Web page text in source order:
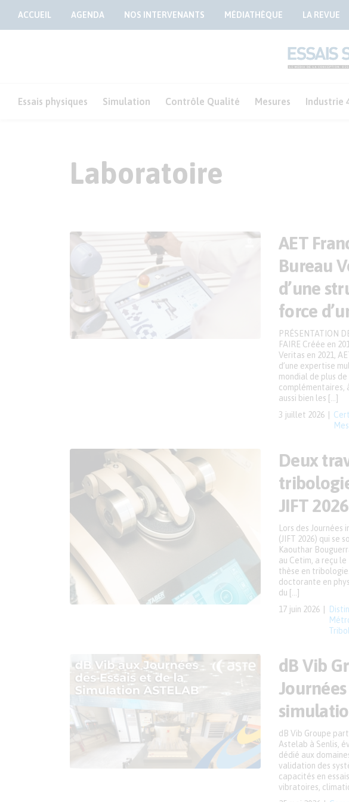
ACCUEIL AGENDA NOS INTERVENANTS MÉDIATHÈQUE LA REVUE
Essais physiques Simulation Contrôle Qualité Mesures Industrie
Laboratoire
AET
Bureau
d’une
force
3 juillet 2026
PRÉSENTATION
FAIRE Créée en
Veritas en 2021,
d’une expertise
mondial de plus
complémentaires,
aussi bien les […]
Deux
JIFT 2026
17 juin 2026
Lors des
(JIFT 2026) qui se
Kaouthar
au Cetim, a reçu
thèse en
doctorante en
du […]
dB Vib
dB Vib Groupe
Astelab à Senlis,
dédié aux
validation des
capacités en
vibratoires,